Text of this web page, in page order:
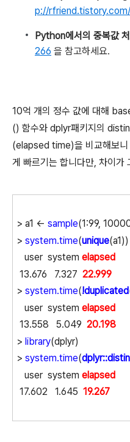
p://
Python에서의 중복값 처
266 을 참고하세요.
10억 개의 정수 값에 대해
() 함수와 dplyr패키지의
(elapsed time)을 비교해보니
게 빠르기는 합니다만, 차이가
> a1 <- sample(1:99,
> system.time(unique(a1))
user system elapsed
13.676 7.327 22.999
> system.time(!duplicated
user system elapsed
13.558 5.049 20.198
> library(dplyr)
> system.time(
user system elapsed
17.602 1.645 19.267